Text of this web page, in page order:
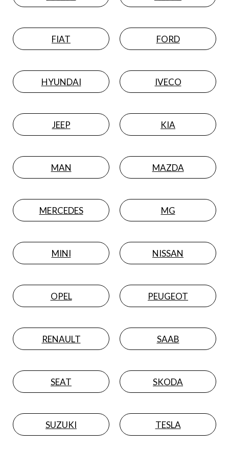
FIAT FORD
HYUNDAI IVECO
JEEP KIA
MAN MAZDA
MERCEDES MG
MINI NISSAN
OPEL PEUGEOT
RENAULT SAAB
SEAT SKODA
SUZUKI TESLA